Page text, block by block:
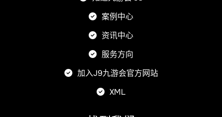
案例中心
资讯中心
服务方向
加入J9九游会官方网站
XML